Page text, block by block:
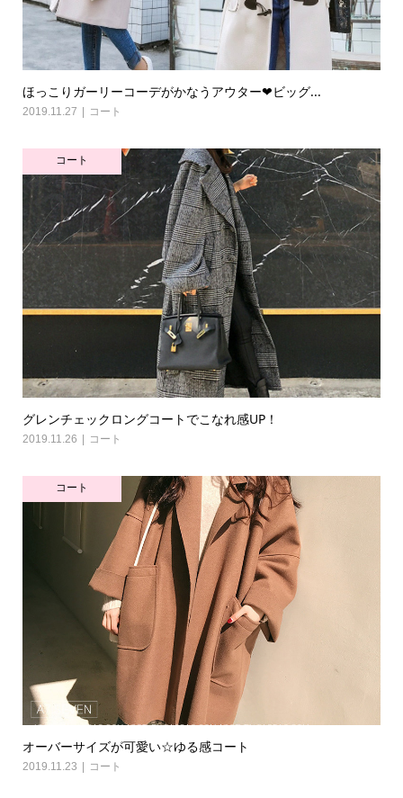
ほっこりガーリーコーデがかなうアウター❤ビッグ...
2019.11.27 コート
コート
グレンチェックロングコートでこなれ感UP！
2019.11.26 コート
コート
オーバーサイズが可愛い☆ゆる感コート
2019.11.23 コート